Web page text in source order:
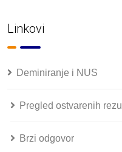
Linkovi
Deminiranje i NUS
Pregled ostvarenih
Brzi odgovor